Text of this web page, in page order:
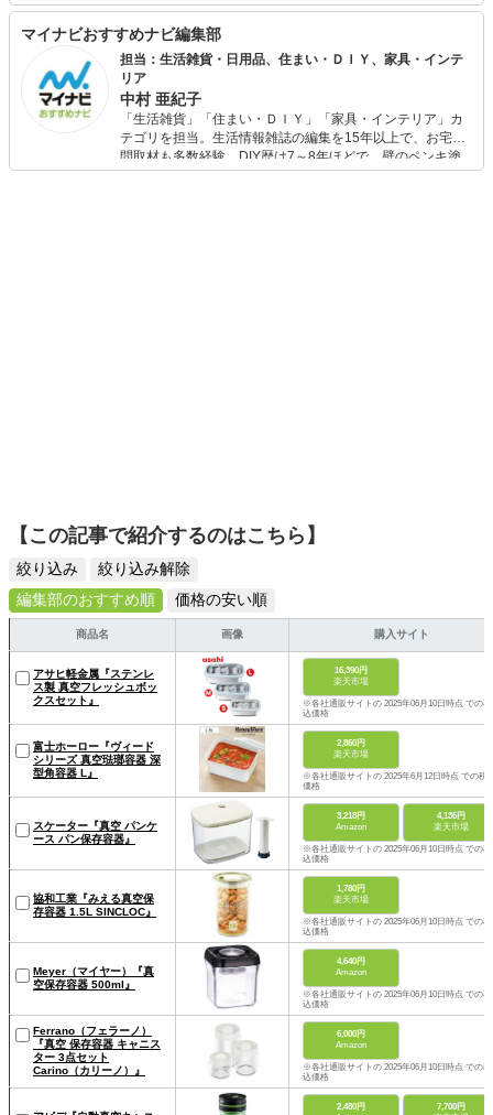
ードコーディネートまで様々なジャンルで活動中。 趣味は
家庭菜園と子どもが喜ぶ満足度の高い公園探し。
マイナビおすすめナビ編集部
担当：生活雑貨・日用品、住まい・ＤＩＹ、家具・インテ
リア
中村 亜紀子
「生活雑貨」「住まい・ＤＩＹ」「家具・インテリア」カ
テゴリを担当。生活情報雑誌の編集を15年以上で、お宅訪
問取材も多数経験。DIY歴は7～8年ほどで、壁のペンキ塗
りや壁紙チェンジなどもチャレンジ済み。初心者でもモノ
【この記事で紹介するのはこちら】
絞り込み
絞り込み解除
編集部のおすすめ順
価格の安い順
商品名 画像 購入サイト
アサヒ軽金属『ステンレ
ス製 真空フレッシュボッ
クスセット』
16,390円
楽天市場
※各社通販サイトの 2025年06月10日時点 での税
込価格
富士ホーロー『ヴィード
シリーズ 真空琺瑯容器 深
型角容器 L』
2,860円
楽天市場
※各社通販サイトの 2025年6月12日時点 での税
価格
スケーター『真空 パンケ
ース パン保存容器』
3,218円
Amazon
4,136円
楽天市場
※各社通販サイトの 2025年06月10日時点 での税
込価格
協和工業『みえる真空保
存容器 1.5L SINCLOC』
1,780円
楽天市場
※各社通販サイトの 2025年06月10日時点 での税
込価格
Meyer（マイヤー）『真
空保存容器 500ml』
4,640円
Amazon
※各社通販サイトの 2025年06月10日時点 での税
込価格
Ferrano（フェラーノ）
『真空 保存容器 キャニス
ター 3点セット
Carino（カリーノ）』
6,000円
Amazon
※各社通販サイトの 2025年06月10日時点 での税
込価格
2,480円
7,700円